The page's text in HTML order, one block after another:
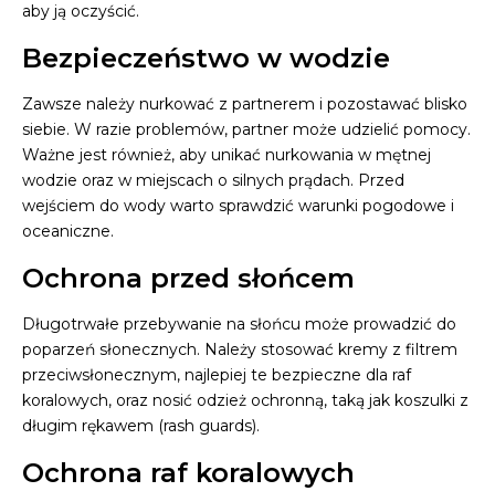
aby ją oczyścić.
Bezpieczeństwo w wodzie
Zawsze należy nurkować z partnerem i pozostawać blisko
siebie. W razie problemów, partner może udzielić pomocy.
Ważne jest również, aby unikać nurkowania w mętnej
wodzie oraz w miejscach o silnych prądach. Przed
wejściem do wody warto sprawdzić warunki pogodowe i
oceaniczne.
Ochrona przed słońcem
Długotrwałe przebywanie na słońcu może prowadzić do
poparzeń słonecznych. Należy stosować kremy z filtrem
przeciwsłonecznym, najlepiej te bezpieczne dla raf
koralowych, oraz nosić odzież ochronną, taką jak koszulki z
długim rękawem (rash guards).
Ochrona raf koralowych